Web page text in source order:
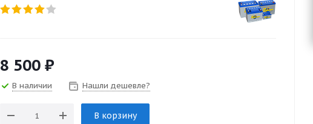
8 500 ₽
В наличии Нашли дешевле?
В корзину